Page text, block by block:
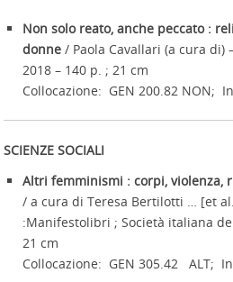
Non solo reato, anche peccato :
donne / Paola Cavallari (a cura di)
2018 – 140 p. ; 21 cm
Collocazione: GEN 200.82 NON;
SCIENZE SOCIALI
Altri femminismi : corpi, violenza,
/ a cura di Teresa Bertilotti … [et
:Manifestolibri ; Società italiana
21 cm
Collocazione: GEN 305.42 ALT;